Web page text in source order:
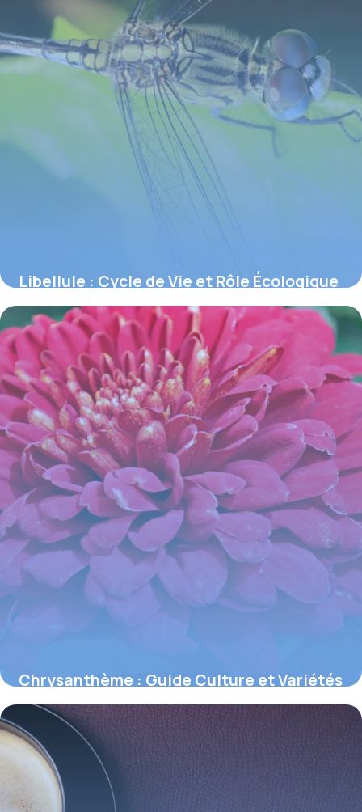
Libellule : Cycle de Vie et Rôle Écologique
4 juin 2026
Chrysanthème : Guide Culture et Variétés
2026
3 juin 2026